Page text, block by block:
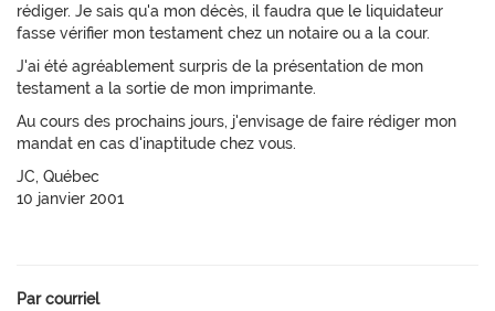
rédiger. Je sais qu'a mon décès, il faudra que le liquidateur
fasse vérifier mon testament chez un notaire ou a la cour.
J'ai été agréablement surpris de la présentation de mon
testament a la sortie de mon imprimante.
Au cours des prochains jours, j'envisage de faire rédiger mon
mandat en cas d'inaptitude chez vous.
JC, Québec
10 janvier 2001
Par courriel